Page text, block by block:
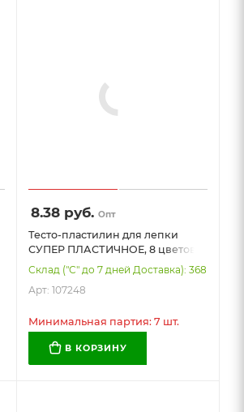
8.38 руб. Опт
Тесто-пластилин для лепки
СУПЕР ПЛАСТИЧНОЕ, 8 цветов,
400 г, крышки-штампики,
BAMBOX (БАМБОКС), 107248
Склад ("С" до 7 дней Доставка): 368
Арт: 107248
Минимальная партия: 7 шт.
В КОРЗИНУ